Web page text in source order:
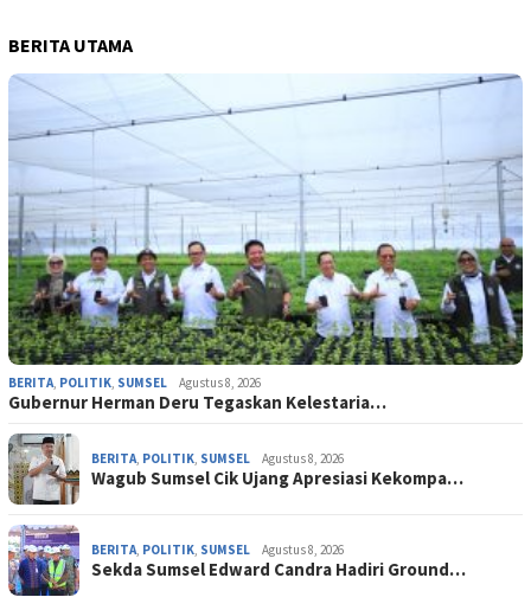
BERITA UTAMA
BERITA POLITIK SUMSEL Agustus 8, 2026
Gubernur Herman Deru Tegaskan Kelestaria…
BERITA POLITIK SUMSEL Agustus 8, 2026
Wagub Sumsel Cik Ujang Apresiasi Kekompa…
BERITA POLITIK SUMSEL Agustus 8, 2026
Sekda Sumsel Edward Candra Hadiri Ground…